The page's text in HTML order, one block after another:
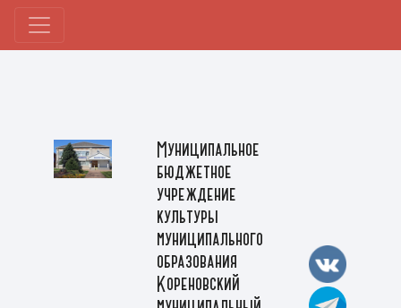
Муниципальное
бюджетное
учреждение
культуры
муниципального
образования
Кореновский